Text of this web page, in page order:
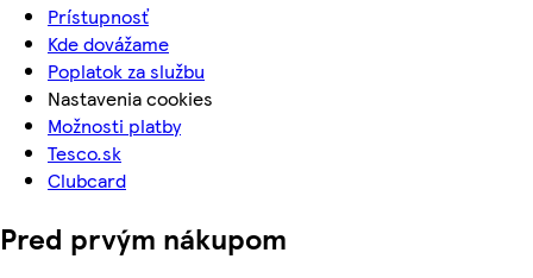
Prístupnosť
Kde dovážame
Poplatok za službu
Nastavenia cookies
Možnosti platby
Tesco.sk
Clubcard
Pred prvým nákupom